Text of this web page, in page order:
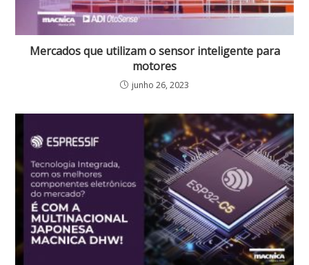
Mercados que utilizam o sensor inteligente para
motores
junho 26, 2023